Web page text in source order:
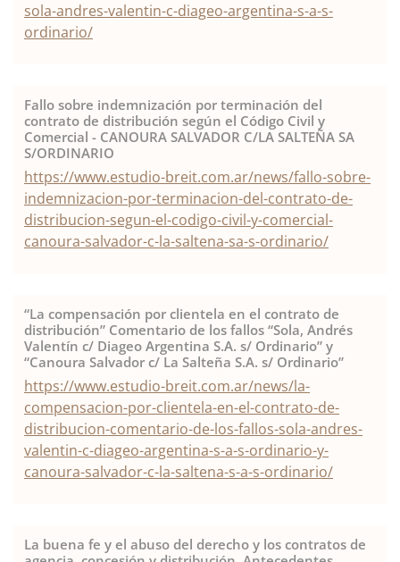
sola-andres-valentin-c-diageo-argentina-s-a-s-
ordinario/
Fallo sobre indemnización por terminación del
contrato de distribución según el Código Civil y
Comercial - CANOURA SALVADOR C/LA SALTEÑA SA
S/ORDINARIO
https://www.estudio-breit.com.ar/news/fallo-sobre-
indemnizacion-por-terminacion-del-contrato-de-
distribucion-segun-el-codigo-civil-y-comercial-
canoura-salvador-c-la-saltena-sa-s-ordinario/
“La compensación por clientela en el contrato de
distribución” Comentario de los fallos “Sola, Andrés
Valentín c/ Diageo Argentina S.A. s/ Ordinario” y
“Canoura Salvador c/ La Salteña S.A. s/ Ordinario”
https://www.estudio-breit.com.ar/news/la-
compensacion-por-clientela-en-el-contrato-de-
distribucion-comentario-de-los-fallos-sola-andres-
valentin-c-diageo-argentina-s-a-s-ordinario-y-
canoura-salvador-c-la-saltena-s-a-s-ordinario/
La buena fe y el abuso del derecho y los contratos de